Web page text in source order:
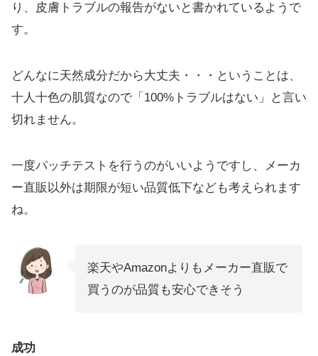
り、皮膚トラブルの報告がないと書かれているようで
す。
どんなに天然成分だから大丈夫・・・ということは、
十人十色の肌質なので「100%トラブルはない」と言い
切れません。
一度パッチテストを行うのがいいようですし、メーカ
ー直販以外は期限が短い品質低下なども考えられます
ね。
楽天やAmazonよりもメーカー直販で
買うのが品質も安心できそう
成功